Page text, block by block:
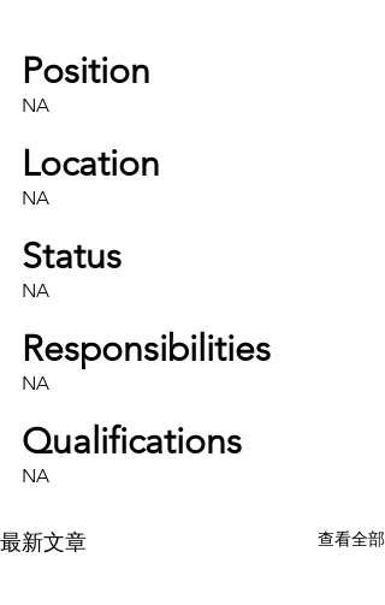
Position
NA
Location
NA
Status
NA
Responsibilities
NA
Qualifications
NA
最新文章 查看全部